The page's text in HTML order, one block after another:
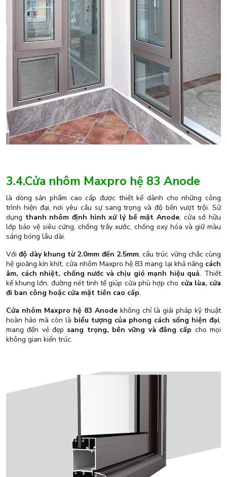
3.4.Cửa nhôm Maxpro hệ 83 Anode
là dòng sản phẩm cao cấp được thiết kế dành cho những công
trình hiện đại, nơi yêu cầu sự sang trọng và độ bền vượt trội. Sử
dụng thanh nhôm định hình xử lý bề mặt Anode, cửa sở hữu
lớp bảo vệ siêu cứng, chống trầy xước, chống oxy hóa và giữ màu
sáng bóng lâu dài.
Vớiđộ dày khung từ 2.0mm đến 2.5mm, cấu trúc vững chắc cùng
hệ gioăng kín khít, cửa nhôm Maxpro hệ 83 mang lại khả năng cách
âm, cách nhiệt, chống nước và chịu gió mạnh hiệu quả. Thiết
kế khung lớn, đường nét tinh tế giúp cửa phù hợp cho cửa lùa, cửa
đi ban công hoặc cửa mặt tiền cao cấp.
Cửa nhôm Maxpro hệ 83 Anode không chỉ là giải pháp kỹ thuật
hoàn hảo mà còn là biểu tượng của phong cách sống hiện đại,
mang đến vẻ đẹp sang trọng, bền vững và đẳng cấp cho mọi
không gian kiến trúc.